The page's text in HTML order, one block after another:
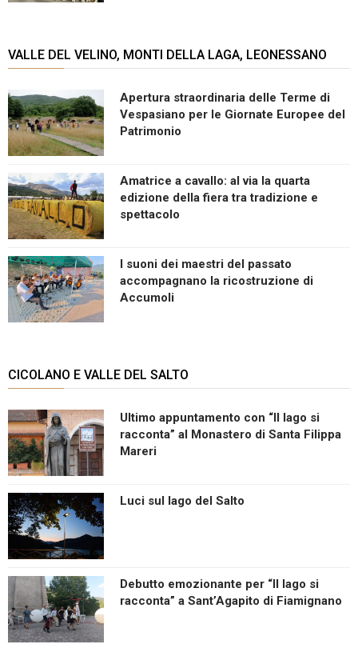
VALLE DEL VELINO, MONTI DELLA LAGA, LEONESSANO
Apertura straordinaria delle Terme di
Vespasiano per le Giornate Europee del
Patrimonio
Amatrice a cavallo: al via la quarta
edizione della fiera tra tradizione e
spettacolo
I suoni dei maestri del passato
accompagnano la ricostruzione di
Accumoli
CICOLANO E VALLE DEL SALTO
Ultimo appuntamento con “Il lago si
racconta” al Monastero di Santa Filippa
Mareri
Luci sul lago del Salto
Debutto emozionante per “Il lago si
racconta” a Sant’Agapito di Fiamignano